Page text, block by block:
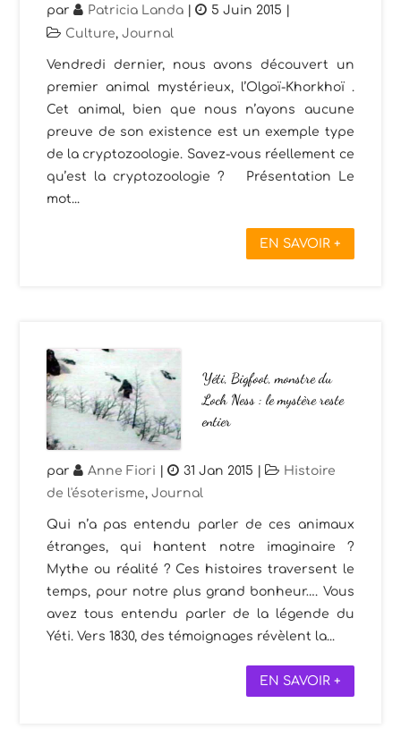
par Patricia Landa | 5 Juin 2015
Culture,Journal
Vendredi dernier, nous avons découvert un
premier animal mystérieux, l’Olgoï-Khorkhoï .
Cet animal, bien que nous n’ayons aucune
preuve de son existence est un exemple type
de la cryptozoologie. Savez-vous réellement ce
qu’est la cryptozoologie ? Présentation Le
mot...
EN SAVOIR +
Yéti, Bigfoot, monstre du
Loch Ness : le mystère reste
entier
par Anne Fiori | 31 Jan 2015
Histoire
de l'ésoterisme,Journal
Qui n’a pas entendu parler de ces animaux
étranges, qui hantent notre imaginaire ?
Mythe ou réalité ? Ces histoires traversent le
temps, pour notre plus grand bonheur…. Vous
avez tous entendu parler de la légende du
Yéti. Vers 1830, des témoignages révèlent la...
EN SAVOIR +